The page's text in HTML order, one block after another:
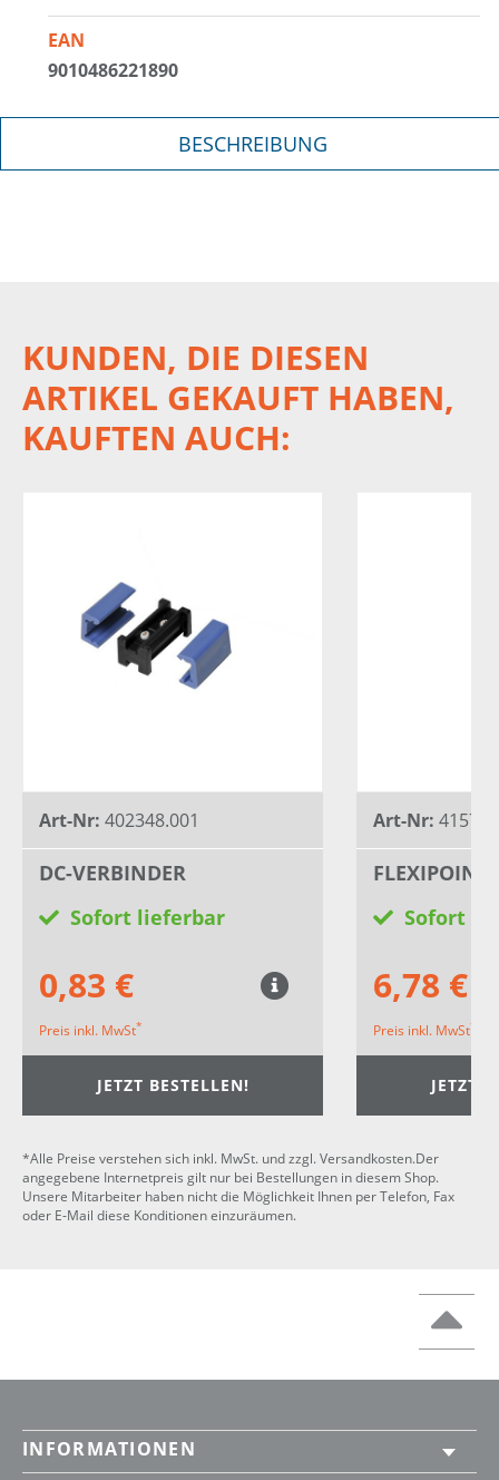
EAN
9010486221890
BESCHREIBUNG
KUNDEN, DIE DIESEN
ARTIKEL GEKAUFT HABEN,
KAUFTEN AUCH:
Art-Nr: 402348.001
DC-VERBINDER
Sofort lieferbar
0,83 €
Preis inkl. MwSt*
JETZT BESTELLEN!
Art-Nr:
FLEXIPOINT
Sofort
6,78 €
Preis inkl. MwSt*
JETZT
*Alle Preise verstehen sich inkl. MwSt. und zzgl. Versandkosten.Der
angegebene Internetpreis gilt nur bei Bestellungen in diesem Shop.
Unsere Mitarbeiter haben nicht die Möglichkeit Ihnen per Telefon, Fax
oder E-Mail diese Konditionen einzuräumen.
INFORMATIONEN